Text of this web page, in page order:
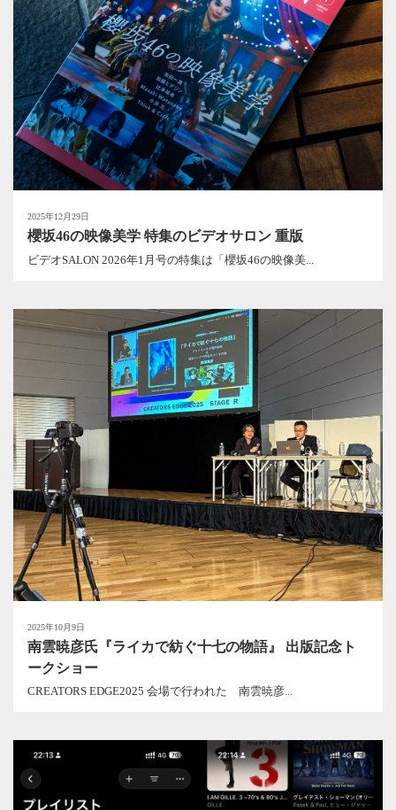
2025年12月29日
櫻坂46の映像美学 特集のビデオサロン 重版
ビデオSALON 2026年1月号の特集は「櫻坂46の映像美...
2025年10月9日
南雲暁彦氏『ライカで紡ぐ十七の物語』 出版記念ト
ークショー
CREATORS EDGE2025 会場で行われた 南雲暁彦...